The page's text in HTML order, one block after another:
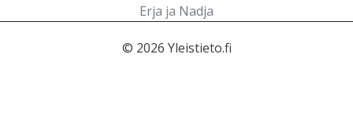
Erja ja Nadja
© 2026 Yleistieto.fi